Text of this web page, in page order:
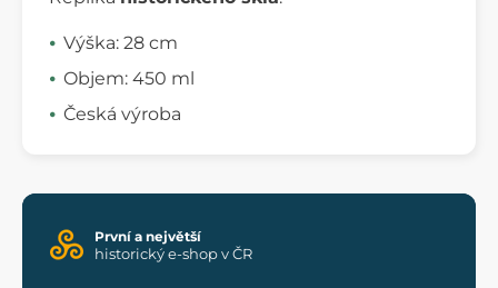
Výška: 28 cm
Objem: 450 ml
Česká výroba
První a největší
historický e-shop v ČR